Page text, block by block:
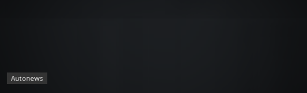
Autonews